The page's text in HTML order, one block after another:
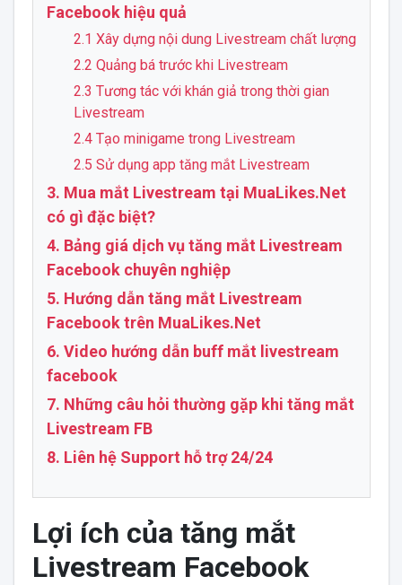
Facebook hiệu quả
2.1 Xây dựng nội dung Livestream chất lượng
2.2 Quảng bá trước khi Livestream
2.3 Tương tác với khán giả trong thời gian
Livestream
2.4 Tạo minigame trong Livestream
2.5 Sử dụng app tăng mắt Livestream
3. Mua mắt Livestream tại MuaLikes.Net
có gì đặc biệt?
4. Bảng giá dịch vụ tăng mắt Livestream
Facebook chuyên nghiệp
5. Hướng dẫn tăng mắt Livestream
Facebook trên MuaLikes.Net
6. Video hướng dẫn buff mắt livestream
facebook
7. Những câu hỏi thường gặp khi tăng mắt
Livestream FB
8. Liên hệ Support hỗ trợ 24/24
Lợi ích của tăng mắt
Livestream Facebook